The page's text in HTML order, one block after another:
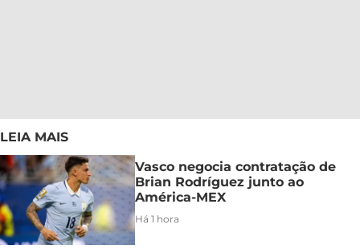
LEIA MAIS
Vasco negocia contratação de
Brian Rodríguez junto ao
América-MEX
Há 1 hora